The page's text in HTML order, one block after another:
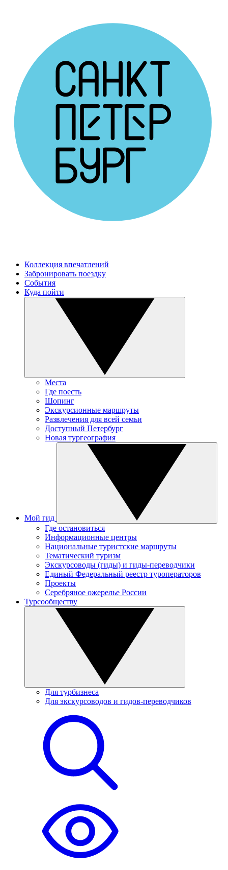
Коллекция впечатлений
Забронировать поездку
События
Куда пойти
Места
Где поесть
Шопинг
Экскурсионные маршруты
Развлечения для всей семьи
Доступный Петербург
Новая тургеография
Мой гид
Где остановиться
Информационные центры
Национальные туристские маршруты
Тематический туризм
Экскурсоводы (гиды) и гиды-переводчики
Единый Федеральный реестр туроператоров
Проекты
Серебряное ожерелье России
Турсообществу
Для турбизнеса
Для экскурсоводов и гидов-переводчиков